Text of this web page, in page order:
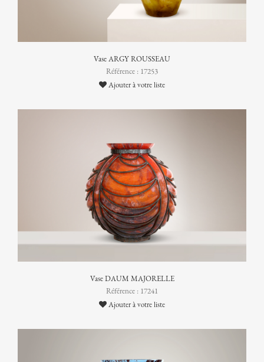
Vase ARGY ROUSSEAU
Référence : 17253
Ajouter à votre liste
Vase DAUM MAJORELLE
Référence : 17241
Ajouter à votre liste